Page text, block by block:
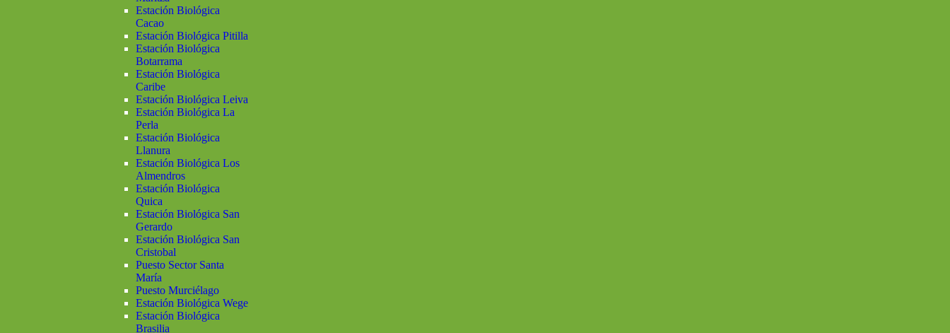
Estación Biológica
Cacao
Estación Biológica Pitilla
Estación Biológica
Botarrama
Estación Biológica
Caribe
Estación Biológica Leiva
Estación Biológica La
Perla
Estación Biológica
Llanura
Estación Biológica Los
Almendros
Estación Biológica
Quica
Estación Biológica San
Gerardo
Estación Biológica San
Cristobal
Puesto Sector Santa
María
Puesto Murciélago
Estación Biológica Wege
Estación Biológica
Brasilia